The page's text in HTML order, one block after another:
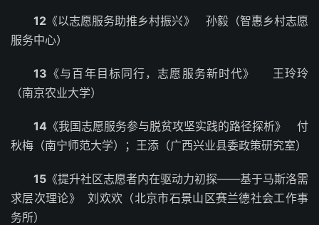
12 《以志愿服务助推乡村振兴》 孙毅（智惠乡村志愿
服务中心）
13 《与百年目标同行，志愿服务新时代》 王玲玲
（南京农业大学）
14 《我国志愿服务参与脱贫攻坚实践的路径探析》 付
秋梅（南宁师范大学）；王添（广西兴业县委政策研究室）
15 《提升社区志愿者内在驱动力初探——基于马斯洛需
求层次理论》 刘欢欢（北京市石景山区赛兰德社会工作事
务所）